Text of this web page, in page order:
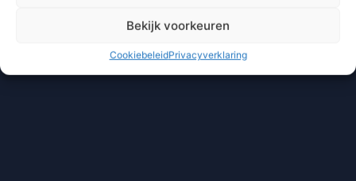
Bekijk voorkeuren
CookiebeleidPrivacyverklaring